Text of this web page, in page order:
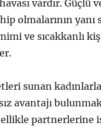
vardır. Güçlü
olmalarının yanı
ve sıcakkanlı
sunan
avantajı
partnerlerine